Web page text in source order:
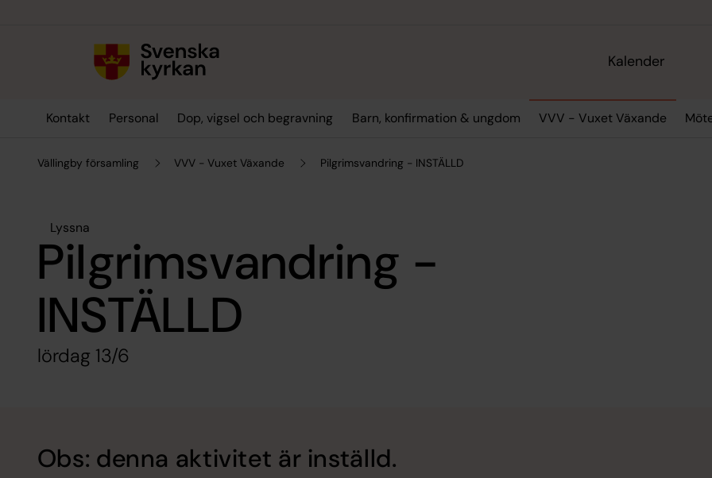
Kalender
Kontakt Personal Dop, vigsel och begravning Barn, konfirmation & ungdom VVV - Vuxet Växande
Vällingby församling VVV - Vuxet Växande Pilgrimsvandring - INSTÄLLD
Lyssna
Pilgrimsvandring -
INSTÄLLD
lördag 13/6
Obs: denna aktivitet är inställd.